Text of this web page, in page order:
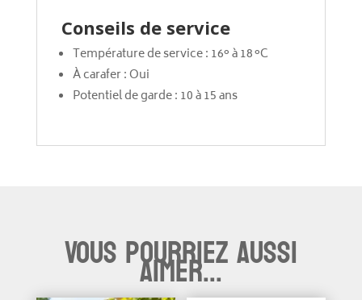
Conseils de service
Température de service : 16° à 18 °C
À carafer : Oui
Potentiel de garde : 10 à 15 ans
Vous pourriez aussi
aimer...